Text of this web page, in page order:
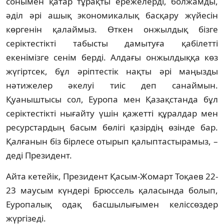
әділ әрі ашық экономикалық басқару жүйесін
көргенін қалаймыз. Өткен онжылдық бізге
серіктестікті табысты дамытуға қабілетті
екенімізге сенім берді. Алдағы онжылдыққа көз
жүгіртсек, бұл әріптестік нақты әрі маңызды
нәтижелер әкелуі тиіс деп санаймын.
Қуаныштысы сол, Еуропа мен Қазақстанда бұл
серіктестікті нығайту үшін қажетті құралдар мен
ресурстардың басым бөлігі қазірдің өзінде бар.
Қалғанын біз бірлесе отырып қалыптастырамыз, –
деді Президент.
Айта кетейік, Президент Қасым-Жомарт Тоқаев 22-
23 маусым күндері Брюссель қаласында болып,
Еуропалық одақ басшылығымен келіссөздер
жүргізеді.